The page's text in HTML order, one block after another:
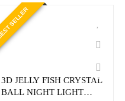
SELLER
3D JELLY FISH CRYSTAL
BALL NIGHT LIGHT